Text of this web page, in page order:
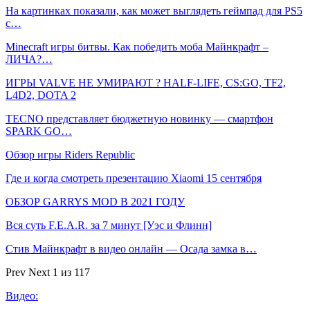
На картинках показали, как может выглядеть геймпад для PS5
с…
Minecraft игры битвы. Как победить моба Майнкрафт –
ЛИЧА?…
ИГРЫ VALVE НЕ УМИРАЮТ ? HALF-LIFE, CS:GO, TF2,
L4D2, DOTA 2
TECNO представляет бюджетную новинку — смартфон
SPARK GO…
Обзор игры Riders Republic
Где и когда смотреть презентацию Xiaomi 15 сентября
ОБЗОР GARRYS MOD В 2021 ГОДУ
Вся суть F.E.A.R. за 7 минут [Уэс и Флинн]
Стив Майнкрафт в видео онлайн — Осада замка в…
Prev Next 1 из 117
Видео: